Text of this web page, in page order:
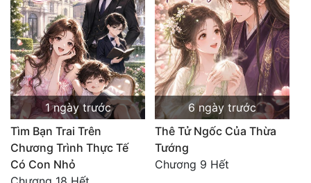
1 ngày trước
Tìm Bạn Trai Trên
Chương Trình Thực Tế
Có Con Nhỏ
6 ngày trước
Thê Tử Ngốc Của Thừa
Tướng
Chương 9 Hết